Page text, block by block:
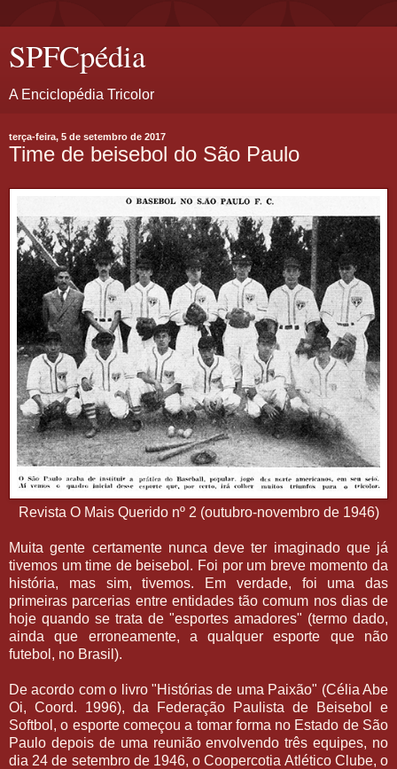
SPFCpédia
A Enciclopédia Tricolor
terça-feira, 5 de setembro de 2017
Time de beisebol do São Paulo
Revista O Mais Querido nº 2 (outubro-novembro de 1946)
Muita gente certamente nunca deve ter imaginado que já
tivemos um time de beisebol. Foi por um breve momento da
história, mas sim, tivemos. Em verdade, foi uma das
primeiras parcerias entre entidades tão comum nos dias de
hoje quando se trata de "esportes amadores" (termo dado,
ainda que erroneamente, a qualquer esporte que não
futebol, no Brasil).
De acordo com o livro "Histórias de uma Paixão" (Célia Abe
Oi, Coord. 1996), da Federação Paulista de Beisebol e
Softbol, o esporte começou a tomar forma no Estado de São
Paulo depois de uma reunião envolvendo três equipes, no
dia 24 de setembro de 1946, o Coopercotia Atlético Clube, o